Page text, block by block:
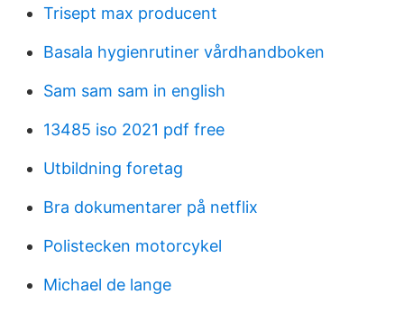
Trisept max producent
Basala hygienrutiner vårdhandboken
Sam sam sam in english
13485 iso 2021 pdf free
Utbildning foretag
Bra dokumentarer på netflix
Polistecken motorcykel
Michael de lange